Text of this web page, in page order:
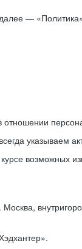
—
указываем